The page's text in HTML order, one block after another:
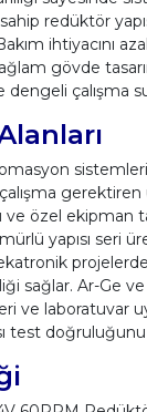
redüktör
ihtiyacını
gövde
dengeli
ve özel ekipman
yapısı seri
projelerde
sağlar. Ar-Ge
ve laboratuvar
test